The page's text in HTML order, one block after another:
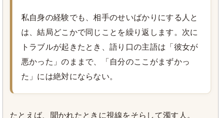
私自身の経験でも、相手のせいばかりにする人と
は、結局どこかで同じことを繰り返します。次に
トラブルが起きたとき、語り口の主語は「彼女が
悪かった」のままで、「自分のここがまずかっ
た」には絶対にならない。
たとえば、聞かれたときに視線をそらして濁す人。